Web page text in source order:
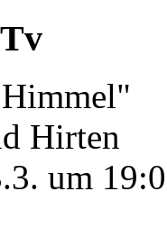
Hirten
um